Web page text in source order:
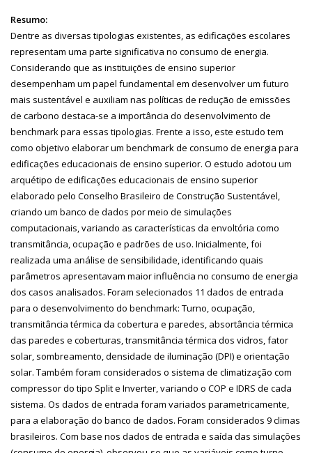
Resumo:
Dentre as diversas tipologias existentes, as edificações escolares
representam uma parte significativa no consumo de energia.
Considerando que as instituições de ensino superior
desempenham um papel fundamental em desenvolver um futuro
mais sustentável e auxiliam nas políticas de redução de emissões
de carbono destaca-se a importância do desenvolvimento de
benchmark para essas tipologias. Frente a isso, este estudo tem
como objetivo elaborar um benchmark de consumo de energia para
edificações educacionais de ensino superior. O estudo adotou um
arquétipo de edificações educacionais de ensino superior
elaborado pelo Conselho Brasileiro de Construção Sustentável,
criando um banco de dados por meio de simulações
computacionais, variando as características da envoltória como
transmitância, ocupação e padrões de uso. Inicialmente, foi
realizada uma análise de sensibilidade, identificando quais
parâmetros apresentavam maior influência no consumo de energia
dos casos analisados. Foram selecionados 11 dados de entrada
para o desenvolvimento do benchmark: Turno, ocupação,
transmitância térmica da cobertura e paredes, absortância térmica
das paredes e coberturas, transmitância térmica dos vidros, fator
solar, sombreamento, densidade de iluminação (DPI) e orientação
solar. Também foram considerados o sistema de climatização com
compressor do tipo Split e Inverter, variando o COP e IDRS de cada
sistema. Os dados de entrada foram variados parametricamente,
para a elaboração do banco de dados. Foram considerados 9 climas
brasileiros. Com base nos dados de entrada e saída das simulações